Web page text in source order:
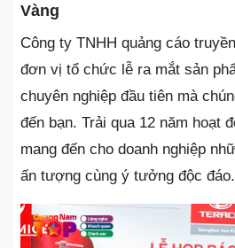
Vàng
Công ty TNHH quảng cáo
đơn vị tổ chức lễ ra mắt sản
chuyên nghiệp đầu tiên mà
đến bạn. Trải qua 12 năm hoạt
mang đến cho doanh nghiệp
ấn tượng cùng ý tưởng độc đáo.